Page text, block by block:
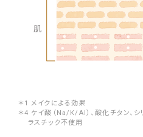
＊1 メイクによる効果
＊4 ケイ酸（Na/K/Al）、酸化チタン、
ラスチック不使用